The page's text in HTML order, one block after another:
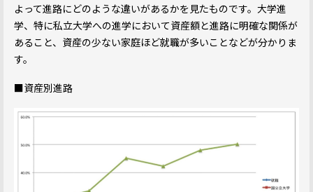
よって進路にどのような違いがあるかを見たものです。大学進
学、特に私立大学への進学において資産額と進路に明確な関係が
あること、資産の少ない家庭ほど就職が多いことなどが分かりま
す。
■資産別進路